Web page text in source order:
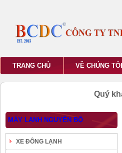
TRANG CHỦ VỀ CHÚNG TÔI
Quý
MÁY LẠNH NGUYÊN BỘ
XE ĐÔNG LẠNH